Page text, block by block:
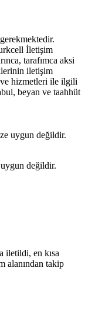
İletişim
tarafımca aksi
iletişim
hizmetleri ile ilgili
beyan ve taahhüt
uygun değildir.
değildir.
iletildi, en kısa
alanından takip